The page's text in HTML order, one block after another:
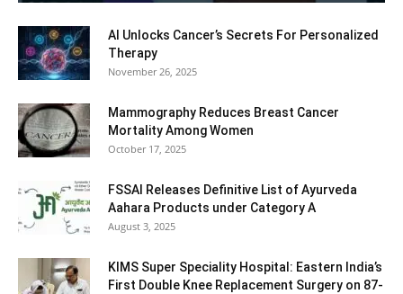
AI Unlocks Cancer’s Secrets For Personalized
Therapy
November 26, 2025
Mammography Reduces Breast Cancer
Mortality Among Women
October 17, 2025
FSSAI Releases Definitive List of Ayurveda
Aahara Products under Category A
August 3, 2025
KIMS Super Speciality Hospital: Eastern India’s
First Double Knee Replacement Surgery on 87-